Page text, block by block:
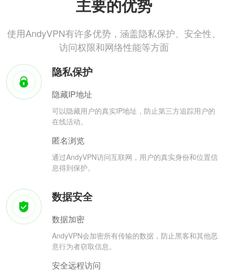
主要的优势
使用AndyVPN有许多优势，涵盖隐私保护、安全性、
访问权限和网络性能等方面
隐私保护
隐藏IP地址
可以隐藏用户的真实IP地址，防止第三方追踪用户的
在线活动。
匿名浏览
通过AndyVPN访问互联网，用户的真实身份和位置信
息得到保护。
数据安全
数据加密
AndyVPN会加密所有传输的数据，防止黑客和其他恶
意行为者窃取信息。
安全远程访问